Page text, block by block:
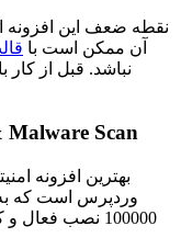
نقطه ضعف این
آن ممکن است با
نباشد. قبل از کار
Malware Scan
وردپرس است که